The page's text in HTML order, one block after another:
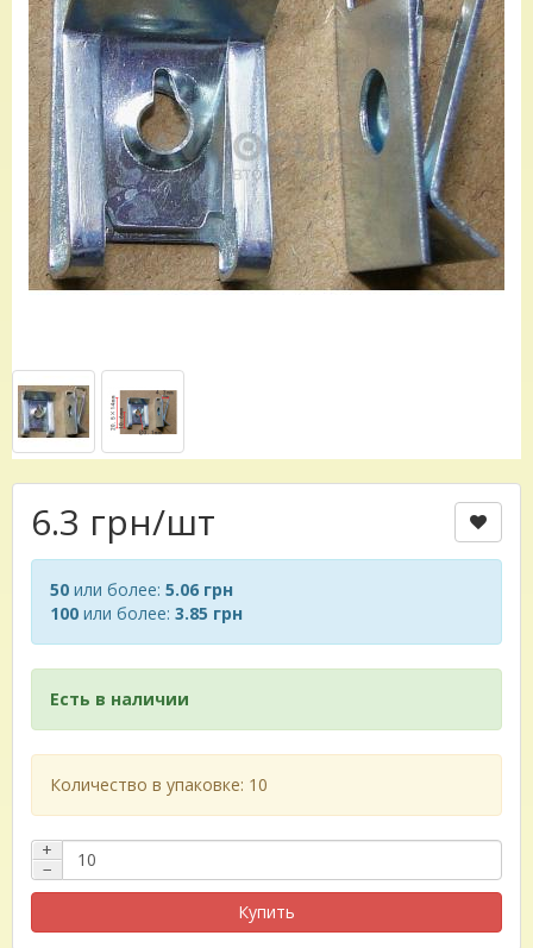
6.3 грн/шт
50 или более: 5.06 грн
100 или более: 3.85 грн
Есть в наличии
Количество в упаковке: 10
+
−
Купить